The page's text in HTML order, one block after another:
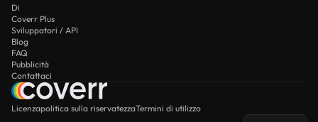
Di
Coverr Plus
Sviluppatori / API
Blog
FAQ
Pubblicità
Contattaci
Licenzapolitica sulla riservatezzaTermini di utilizzo